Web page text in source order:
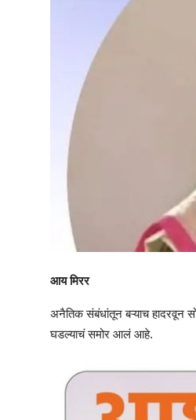
आय मिरर
अनैतिक संबंधांतून बऱ्याच हादरवून
घडल्याचं समोर आलं आहे.